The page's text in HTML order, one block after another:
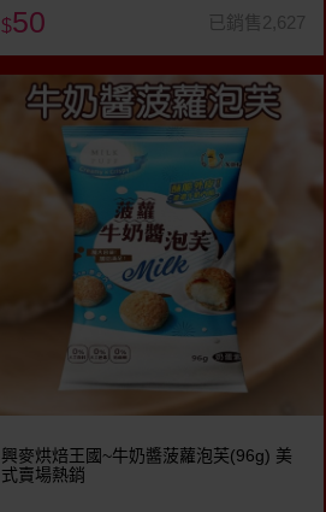
$50 已銷售2,627
興麥烘焙王國~牛奶醬菠蘿泡芙(96g) 美
式賣場熱銷